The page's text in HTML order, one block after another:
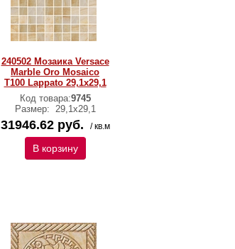
240502 Мозаика Versace
Marble Oro Mosaico
T100 Lappato 29,1х29,1
Код товара:9745
Размер: 29,1х29,1
31946.62 руб. / кв.м
В корзину